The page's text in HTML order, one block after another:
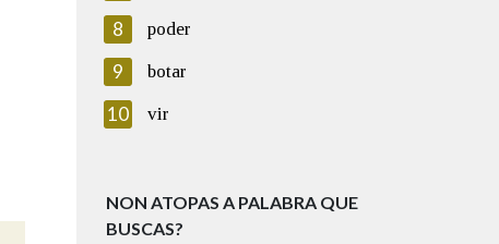
8 poder
9 botar
10 vir
NON ATOPAS A PALABRA QUE
BUSCAS?